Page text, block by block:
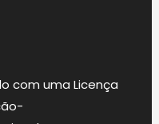
com uma Licença